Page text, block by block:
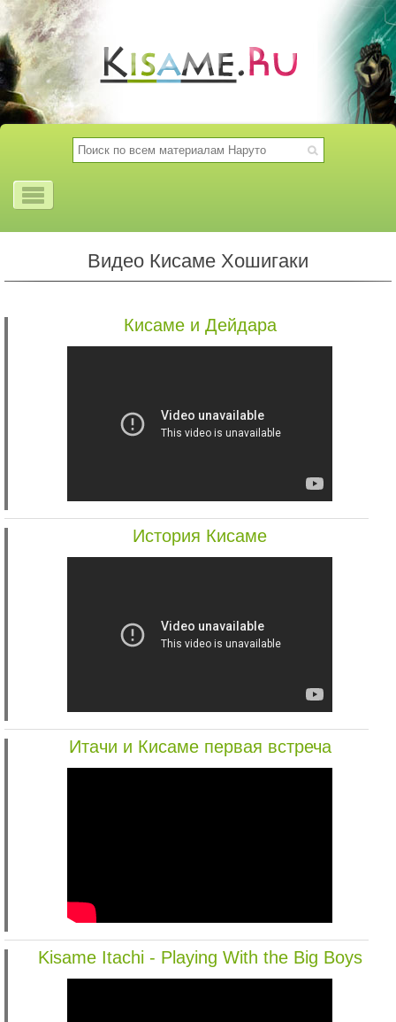
Видео Кисаме Хошигаки
Кисаме и Дейдара
История Кисаме
Итачи и Кисаме первая встреча
Kisame Itachi - Playing With the Big Boys